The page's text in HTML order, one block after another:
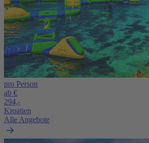
pro Person
ab €
294,-
Kroatien
Alle Angebote